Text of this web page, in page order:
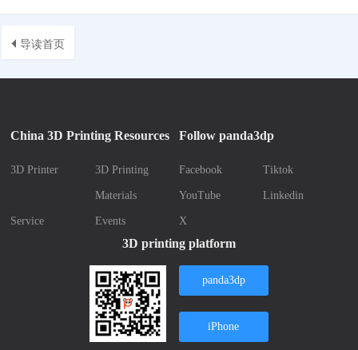
导读首页
China 3D Printing Resources
3D Printer 3D Printing
Materials
Service Events
Follow panda3dp
Facebook Tiktok
YouTube Linkedin
X
3D printing platform
panda3dp
iPhone